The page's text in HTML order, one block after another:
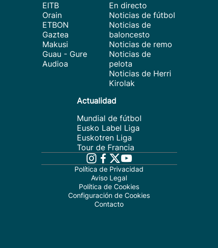
EITB
Orain
ETBON
Gaztea
Makusi
Guau - Gure
Audioa
En directo
Noticias de fútbol
Noticias de
baloncesto
Noticias de remo
Noticias de
pelota
Noticias de Herri
Kirolak
Actualidad
Mundial de fútbol
Eusko Label Liga
Euskotren Liga
Tour de Francia
Política de Privacidad
Aviso Legal
Política de Cookies
Configuración de Cookies
Contacto